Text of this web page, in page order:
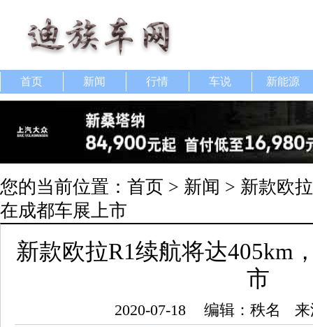
首页 新闻 行情 车说 新能源
您的当前位置： 首页 > 新闻 > 新款欧
在成都车展上市
新款欧拉R1续航将达405km
市
2020-07-18 编辑：秩名